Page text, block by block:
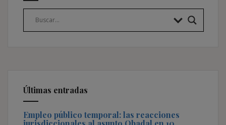
Últimas entradas
Empleo público temporal: las reacciones